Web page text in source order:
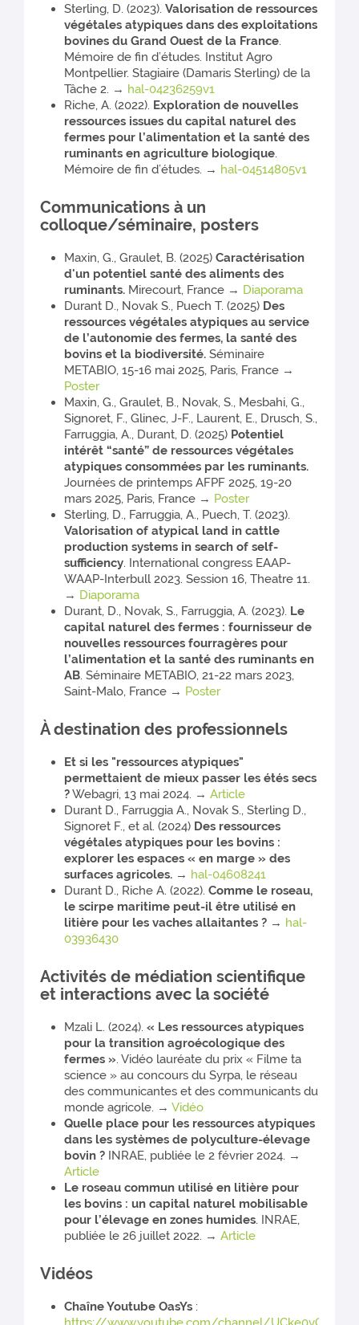
Sterling, D. (2023).Valorisation de ressources
végétales atypiques dans des exploitations
bovines du Grand Ouest de la France.
Mémoire de fin d’études. Institut Agro
Montpellier. Stagiaire (Damaris Sterling) de la
Tâche 2. → hal-04236259v1
Riche, A. (2022). Exploration de nouvelles
ressources issues du capital naturel des
fermes pour l’alimentation et la santé des
ruminants en agriculture biologique.
Mémoire de fin d’études. → hal-04514805v1
Communications à un
colloque/séminaire, posters
Maxin, G., Graulet, B. (2025)Caractérisation
d'un potentiel santé des aliments des
ruminants. Mirecourt, France → Diaporama
Durant D., Novak S., Puech T. (2025) Des
ressources végétales atypiques au service
de l’autonomie des fermes, la santé des
bovins et la biodiversité.Séminaire
METABIO, 15-16 mai 2025, Paris, France →
Poster
Maxin, G., Graulet, B., Novak, S., Mesbahi, G.,
Signoret, F., Glinec, J-F., Laurent, E., Drusch, S.,
Farruggia, A., Durant, D. (2025) Potentiel
intérêt “santé” de ressources végétales
atypiques consommées par les ruminants.
Journées de printemps AFPF 2025, 19-20
mars 2025, Paris, France → Poster
Sterling, D., Farruggia, A., Puech, T. (2023).
Valorisation of atypical land in cattle
production systems in search of self-
sufficiency. International congress EAAP-
WAAP-Interbull 2023. Session 16, Theatre 11.
→ Diaporama
Durant, D., Novak, S., Farruggia, A. (2023). Le
capital naturel des fermes : fournisseur de
nouvelles ressources fourragères pour
l’alimentation et la santé des ruminants en
AB. Séminaire METABIO, 21-22 mars 2023,
Saint-Malo, France → Poster
À destination des professionnels
Et si les "ressources atypiques"
permettaient de mieux passer les étés secs
?Webagri, 13 mai 2024. →Article
Durant D., Farruggia A., Novak S., Sterling D.,
Signoret F., et al. (2024) Des ressources
végétales atypiques pour les bovins :
explorer les espaces « en marge » des
surfaces agricoles. → hal-04608241
Durant D., Riche A. (2022).Comme le roseau,
le scirpe maritime peut-il être utilisé en
litière pour les vaches allaitantes ? → hal-
03936430
Activités de médiation scientifique
et interactions avec la société
Mzali L. (2024).« Les ressources atypiques
pour la transition agroécologique des
fermes ». Vidéo lauréate du prix « Filme ta
science » au concours du Syrpa, le réseau
des communicantes et des communicants du
monde agricole. →Vidéo
Quelle place pour les ressources atypiques
dans les systèmes de polyculture-élevage
bovin ? INRAE, publiée le 2 février 2024. →
Article
Le roseau commun utilisé en litière pour
les bovins : un capital naturel mobilisable
pour l’élevage en zones humides. INRAE,
publiée le 26 juillet 2022. →Article
Vidéos
Chaîne Youtube OasYs :